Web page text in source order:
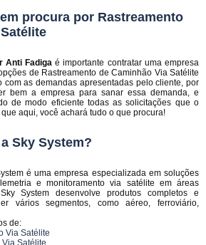
procura por Rastreamento
Anti Fadiga é importante contratar uma empresa
de Rastreamento de Caminhão Via Satélite
com as demandas apresentadas pelo cliente, por
bem a empresa para sanar essa demanda, e
de modo eficiente todas as solicitações que o
aqui, você achará tudo o que procura!
Sky System?
é uma empresa especializada em soluções
e monitoramento via satélite em áreas
System desenvolve produtos completos e
vários segmentos, como aéreo, ferroviário,
de:
Via Satélite
Satélite